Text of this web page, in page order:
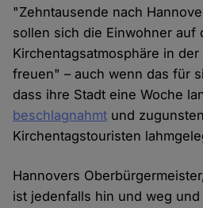
"Zehntausende nach
sollen sich die Einwohner auf
Kirchentagsatmosphäre in
freuen" – auch wenn das für
dass ihre Stadt eine Woche
beschlagnahmt und
Kirchentagstouristen
Hannovers
ist jedenfalls hin und weg